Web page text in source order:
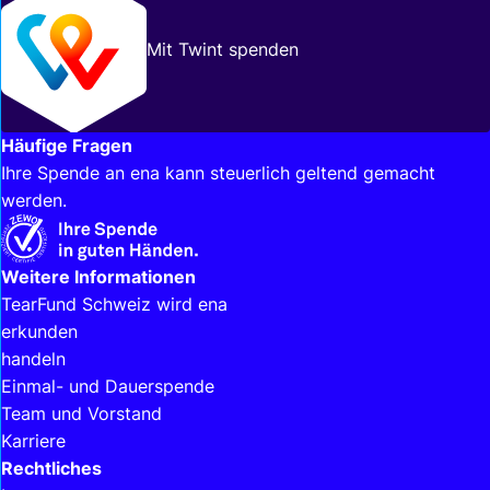
Mit Twint spenden
Häufige Fragen
Ihre Spende an ena kann steuerlich geltend gemacht
werden.
Interessante Links
Weitere Informationen
TearFund Schweiz wird ena
erkunden
handeln
Einmal- und Dauerspende
Team und Vorstand
Karriere
Rechtliches